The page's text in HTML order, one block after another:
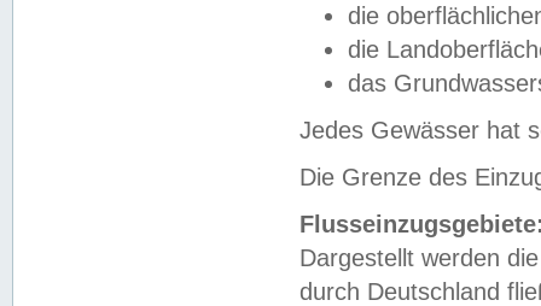
die
die
das
Jedes Gewässer hat
Die Grenze des
Dargestellt werden
durch Deutschland